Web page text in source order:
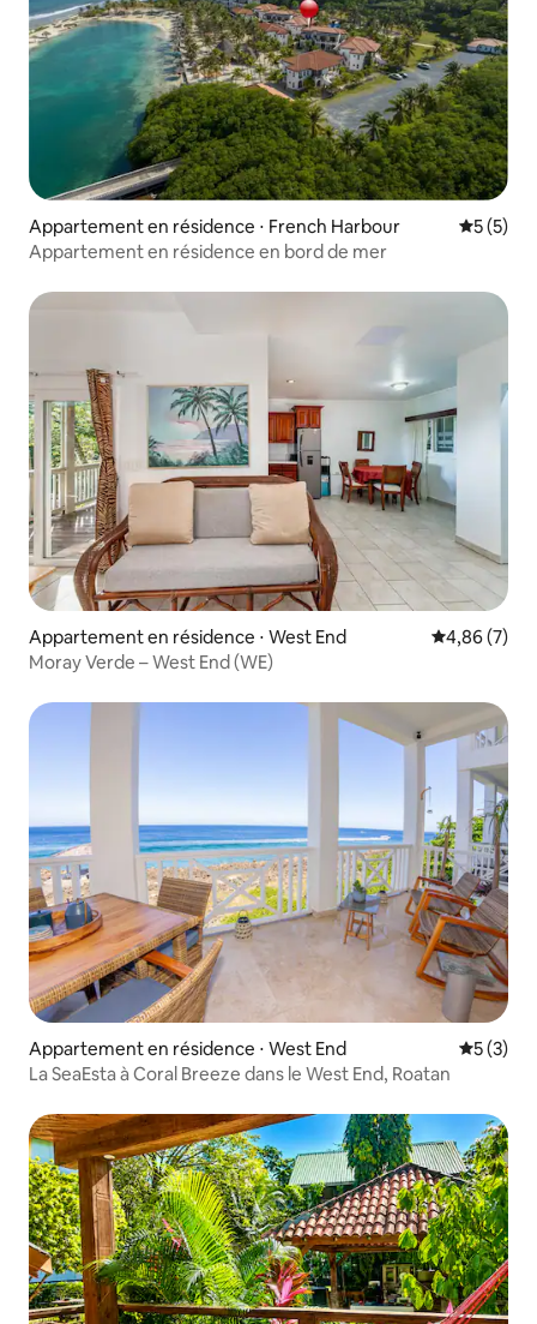
Appartement en résidence ⋅ French Harbour
5 (5)
Appartement en résidence en bord de mer
Appartement en résidence ⋅ West End Évaluation
4,86 (7)
Moray Verde – West End (WE)
Appartement en résidence ⋅ West End
5 (3)
La SeaEsta à Coral Breeze dans le West End, Roatan